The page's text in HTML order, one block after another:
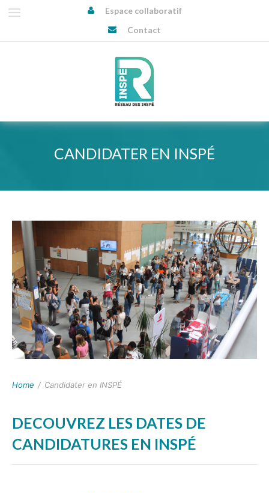
Espace collaboratif
Contact
CANDIDATER EN INSPÉ
Home / Candidater en INSPÉ
DECOUVREZ LES DATES DE
CANDIDATURES EN INSPÉ